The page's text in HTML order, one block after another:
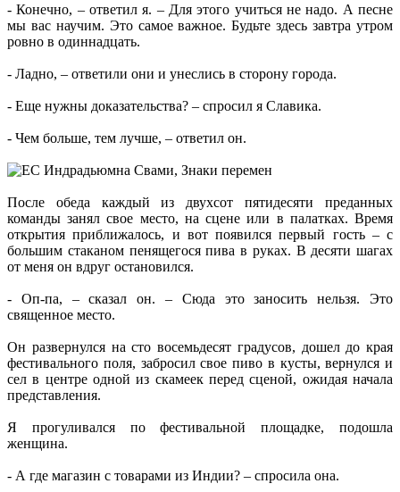
- Конечно, – ответил я. – Для этого учиться не надо. А песне
мы вас научим. Это самое важное. Будьте здесь завтра утром
ровно в одиннадцать.
- Ладно, – ответили они и унеслись в сторону города.
- Еще нужны доказательства? – спросил я Славика.
- Чем больше, тем лучше, – ответил он.
После обеда каждый из двухсот пятидесяти преданных
команды занял свое место, на сцене или в палатках. Время
открытия приближалось, и вот появился первый гость – с
большим стаканом пенящегося пива в руках. В десяти шагах
от меня он вдруг остановился.
- Оп-па, – сказал он. – Сюда это заносить нельзя. Это
священное место.
Он развернулся на сто восемьдесят градусов, дошел до края
фестивального поля, забросил свое пиво в кусты, вернулся и
сел в центре одной из скамеек перед сценой, ожидая начала
представления.
Я прогуливался по фестивальной площадке, подошла
женщина.
- А где магазин с товарами из Индии? – спросила она.